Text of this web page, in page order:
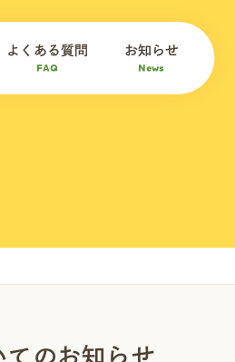
よくある質問
FAQ
お知らせ
News
のお知らせ